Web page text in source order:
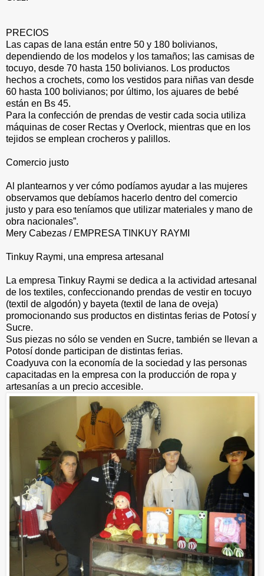
PRECIOS
Las capas de lana están entre 50 y 180 bolivianos,
dependiendo de los modelos y los tamaños; las camisas de
tocuyo, desde 70 hasta 150 bolivianos. Los productos
hechos a crochets, como los vestidos para niñas van desde
60 hasta 100 bolivianos; por último, los ajuares de bebé
están en Bs 45.
Para la confección de prendas de vestir cada socia utiliza
máquinas de coser Rectas y Overlock, mientras que en los
tejidos se emplean crocheros y palillos.
Comercio justo
Al plantearnos y ver cómo podíamos ayudar a las mujeres
observamos que debíamos hacerlo dentro del comercio
justo y para eso teníamos que utilizar materiales y mano de
obra nacionales”.
Mery Cabezas / EMPRESA TINKUY RAYMI
Tinkuy Raymi, una empresa artesanal
La empresa Tinkuy Raymi se dedica a la actividad artesanal
de los textiles, confeccionando prendas de vestir en tocuyo
(textil de algodón) y bayeta (textil de lana de oveja)
promocionando sus productos en distintas ferias de Potosí y
Sucre.
Sus piezas no sólo se venden en Sucre, también se llevan a
Potosí donde participan de distintas ferias.
Coadyuva con la economía de la sociedad y las personas
capacitadas en la empresa con la producción de ropa y
artesanías a un precio accesible.